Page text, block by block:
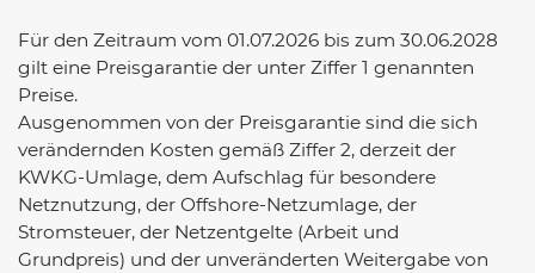
Für den Zeitraum vom 01.07.2026 bis zum 30.06.2028
gilt eine Preisgarantie der unter Ziffer 1 genannten
Preise.
Ausgenommen von der Preisgarantie sind die sich
verändernden Kosten gemäß Ziffer 2, derzeit der
KWKG-Umlage, dem Aufschlag für besondere
Netznutzung, der Offshore-Netzumlage, der
Stromsteuer, der Netzentgelte (Arbeit und
Grundpreis) und der unveränderten Weitergabe von